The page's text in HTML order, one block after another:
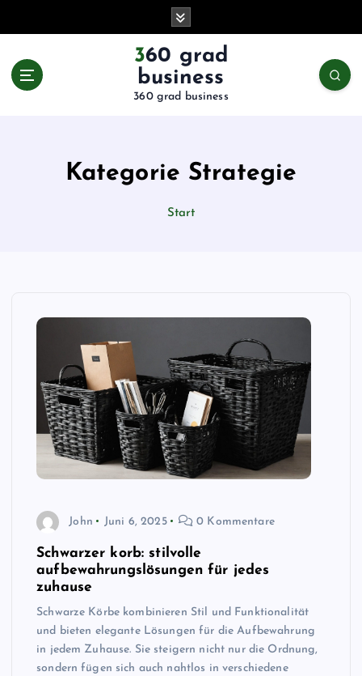
360 grad
business
360 grad business
Kategorie Strategie
Start
John Juni 6, 2025 0 Kommentare
Schwarzer korb: stilvolle
aufbewahrungslösungen für jedes
zuhause
Schwarze Körbe kombinieren Stil und Funktionalität
und bieten elegante Lösungen für die Aufbewahrung
in jedem Zuhause. Sie steigern nicht nur die Ordnung,
sondern fügen sich auch nahtlos in verschiedene